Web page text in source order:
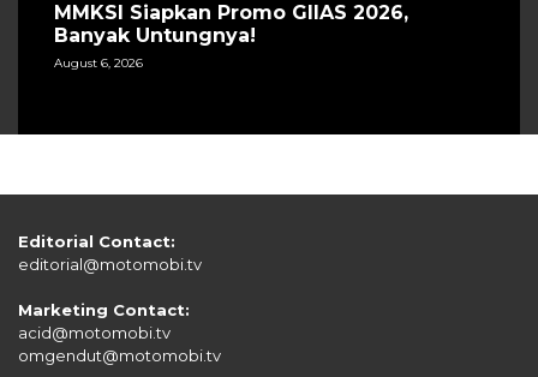
MMKSI Siapkan Promo GIIAS 2026,
Banyak Untungnya!
August 6, 2026
Editorial Contact:
editorial@motomobi.tv
Marketing Contact:
acid@motomobi.tv
omgendut@motomobi.tv